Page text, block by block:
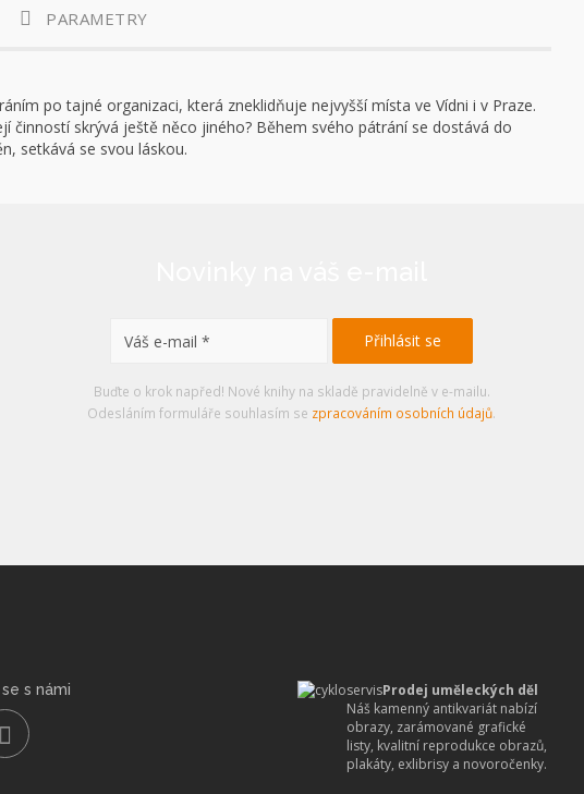
PARAMETRY
po tajné organizaci, která zneklidňuje nejvyšší místa ve Vídni i v Praze.
činností skrývá ještě něco jiného? Během svého pátrání se dostává do
setkává se svou láskou.
Buďte o krok napřed! Nové knihy na skladě pravidelně v e-mailu.
Odesláním formuláře souhlasím se zpracováním osobních údajů.
Prodej uměleckých děl
Náš kamenný antikvariát nabízí
obrazy, zarámované grafické
listy, kvalitní reprodukce obrazů,
plakáty, exlibrisy a novoročenky.
s námi